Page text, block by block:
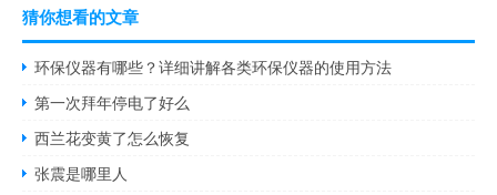
猜你想看的文章
环保仪器有哪些？详细讲解各类环保仪器的使用方法
第一次拜年停电了好么
西兰花变黄了怎么恢复
张震是哪里人